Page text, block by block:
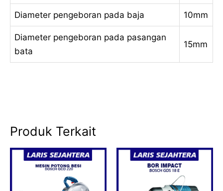
Diameter pengeboran pada baja 10mm
Diameter pengeboran pada pasangan
bata
15mm
Produk Terkait